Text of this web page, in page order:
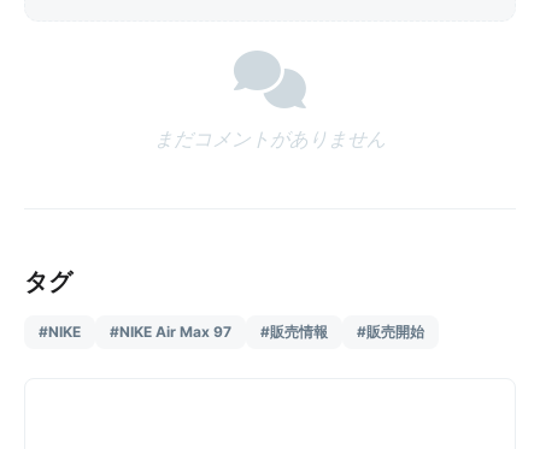
まだコメントがありません
タグ
#NIKE #NIKE Air Max 97 #販売情報 #販売開始